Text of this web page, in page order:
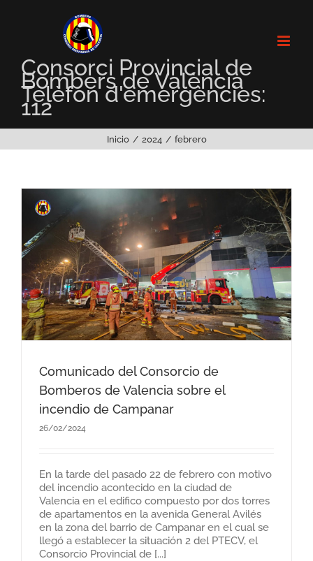
Consorci Provincial de
Bombers de València
Telèfon d'emergències:
112
Inicio 2024 febrero
Comunicado del Consorcio de
Bomberos de Valencia sobre el
incendio de Campanar
26/02/2024
En la tarde del pasado 22 de febrero con motivo
del incendio acontecido en la ciudad de
Valencia en el edifico compuesto por dos torres
de apartamentos en la avenida General Avilés
en la zona del barrio de Campanar en el cual se
llegó a establecer la situación 2 del PTECV, el
Consorcio Provincial de [...]